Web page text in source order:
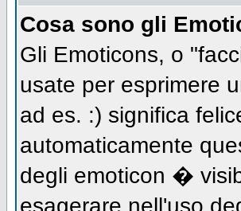
Cosa sono gli
Gli Emoticons, o
usate per esprimere
ad es. :) significa
automaticamente
degli emoticon �
esagerare nell'uso